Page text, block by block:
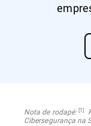
Nota de rodapé:[1]
Cibersegurança na